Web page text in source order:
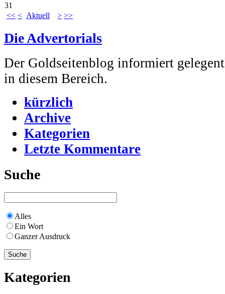
<< < Aktuell > >>
31
Die Advertorials
Der Goldseitenblog informiert
in diesem Bereich.
kürzlich
Archive
Kategorien
Letzte Kommentare
Suche
Alles
Ein Wort
Ganzer Ausdruck
Kategorien